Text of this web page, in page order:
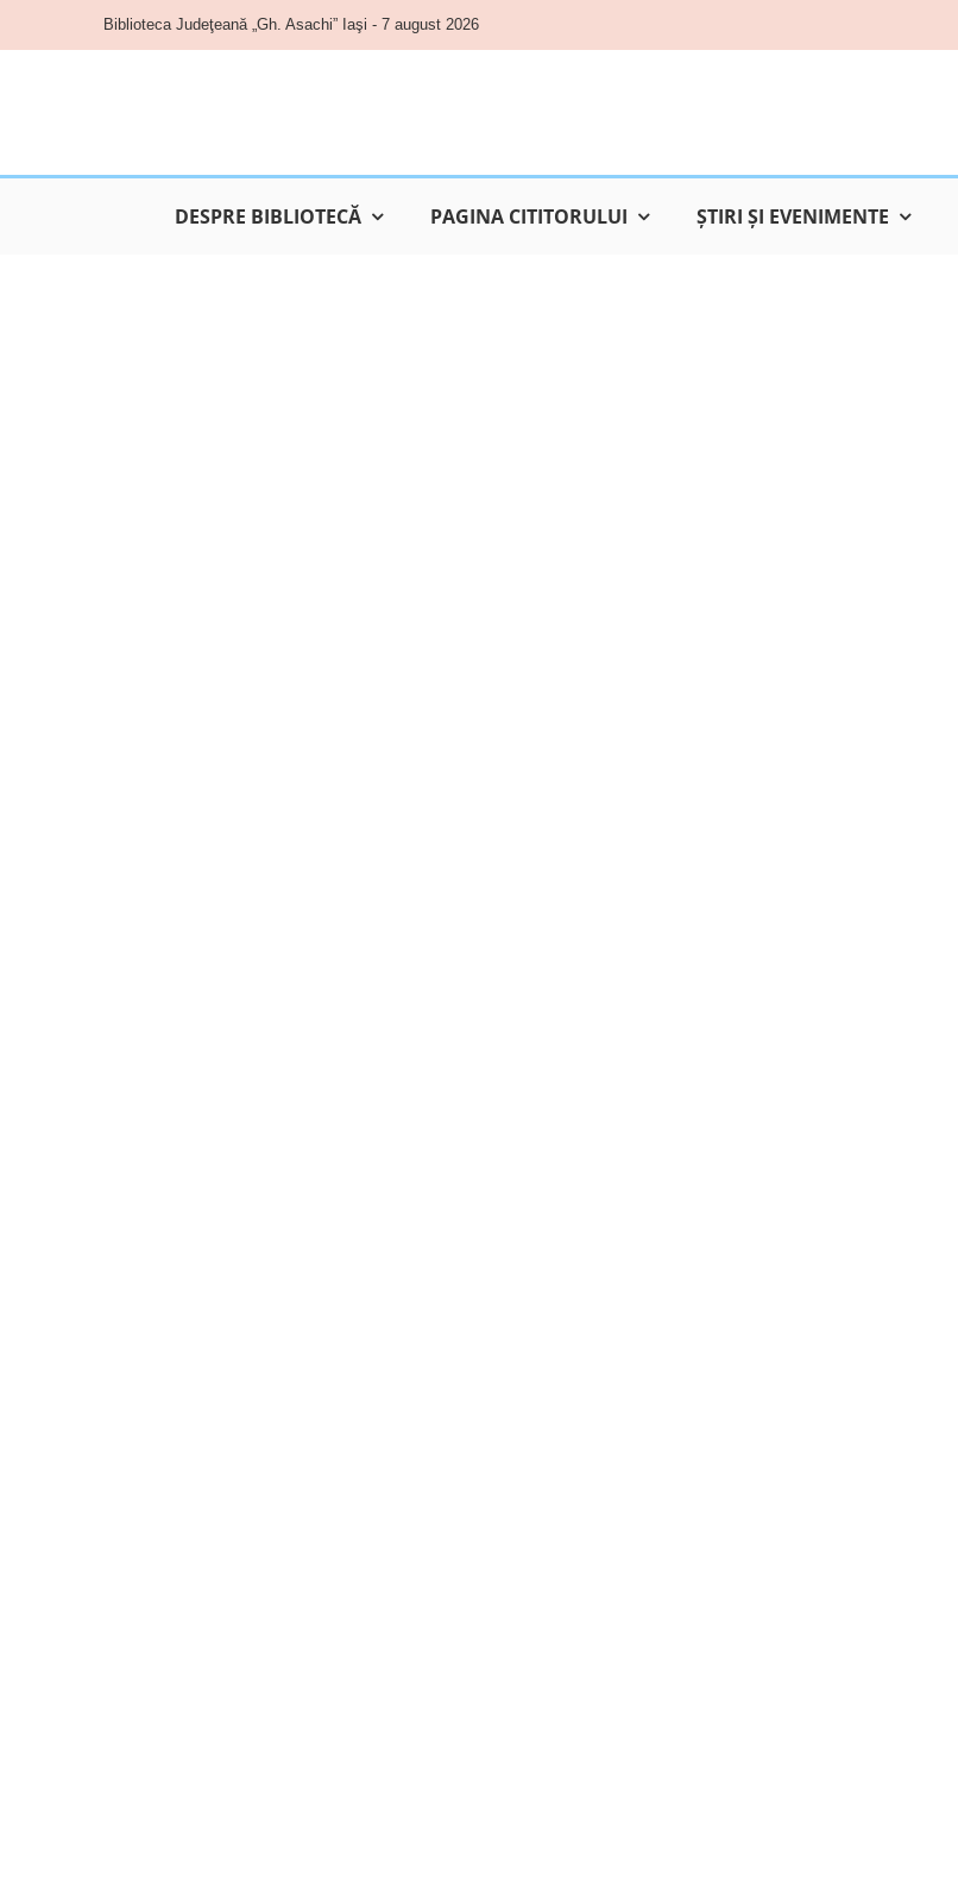
content
Biblioteca Judeţeană „Gh. Asachi” Iaşi - 7 august 2026
DESPRE BIBLIOTECĂ PAGINA CITITORULUI ŞTIRI ŞI EVENIMENTE